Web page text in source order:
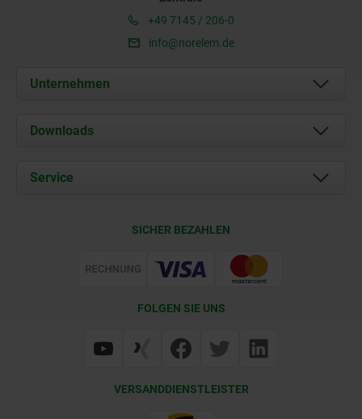
+49 7145 / 206-0
info@norelem.de
Unternehmen
Über uns
Karriere
Downloads
Dokumente
Service
Web Support
SICHER BEZAHLEN
FOLGEN SIE UNS
VERSANDDIENSTLEISTER